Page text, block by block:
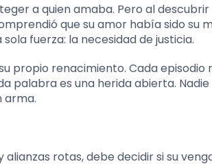
a quien amaba. Pero al
que su amor había sido su
fuerza: la necesidad de justicia.
propio renacimiento. Cada episodio
palabra es una herida abierta. Nadie
arma.
rotas, debe decidir si su